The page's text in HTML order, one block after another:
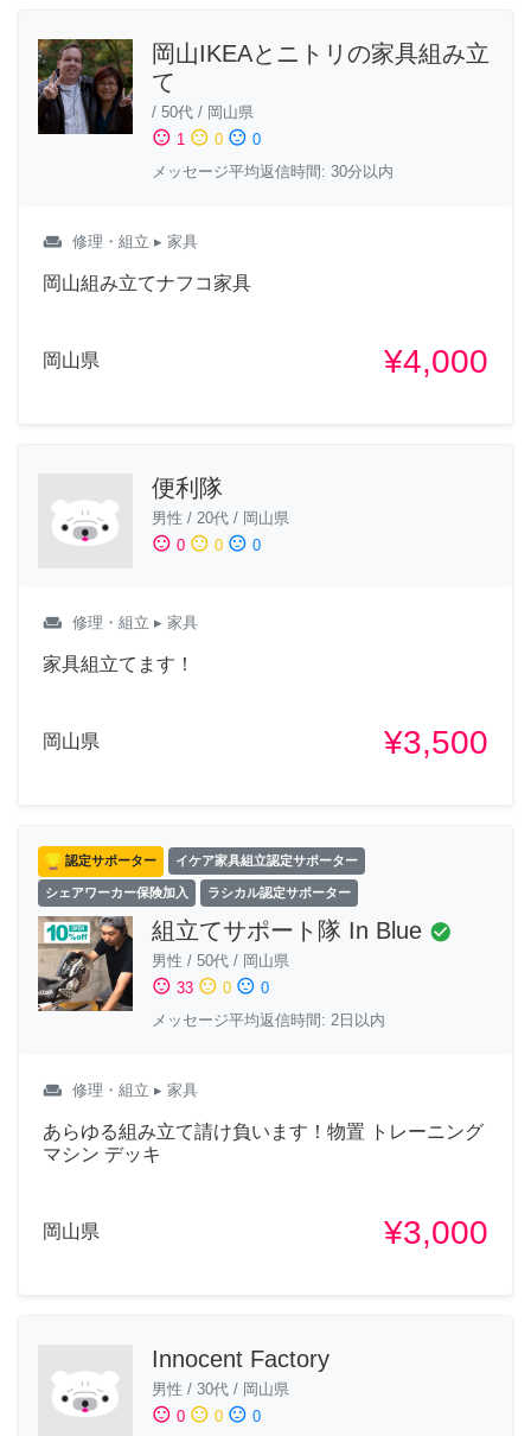
岡山IKEAとニトリの家具組み立
て
/ 50代 / 岡山県
sentiment_satisfied 1 sentiment_neutral 0 sentiment_dissatisfied 0
メッセージ平均返信時間: 30分以内
weekend 修理・組立 ▸ 家具
岡山組み立てナフコ家具
岡山県 ¥4,000
便利隊
男性 / 20代 / 岡山県
sentiment_satisfied 0 sentiment_neutral 0 sentiment_dissatisfied 0
weekend 修理・組立 ▸ 家具
家具組立てます！
岡山県 ¥3,500
認定サポーター イケア家具組立認定サポーター
シェアワーカー保険加入 ラシカル認定サポーター
組立てサポート隊 In Blue check_circle
男性 / 50代 / 岡山県
sentiment_satisfied 33 sentiment_neutral 0 sentiment_dissatisfied 0
メッセージ平均返信時間: 2日以内
weekend 修理・組立 ▸ 家具
あらゆる組み立て請け負います！物置 トレーニング
マシン デッキ
岡山県 ¥3,000
Innocent Factory
男性 / 30代 / 岡山県
sentiment_satisfied 0 sentiment_neutral 0 sentiment_dissatisfied 0